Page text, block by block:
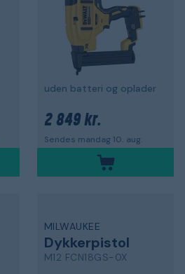
uden batteri og oplader
2 849 kr.
Sendes mandag 10. aug.
MILWAUKEE
Dykkerpistol
M12 FCN18GS-0X